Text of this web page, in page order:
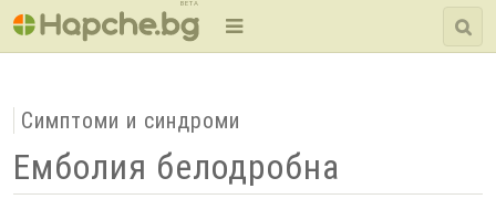
BETA
Симптоми и синдроми
Емболия белодробна